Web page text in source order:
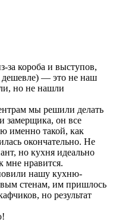
за короба и выступов,
дешевле) — это не наш
но не нашли
мы решили делать
замерщика, он все
именно такой, как
окончательно. Не
но кухня идеально
мне нравится.
нашу кухню-
стенам, им пришлось
но результат